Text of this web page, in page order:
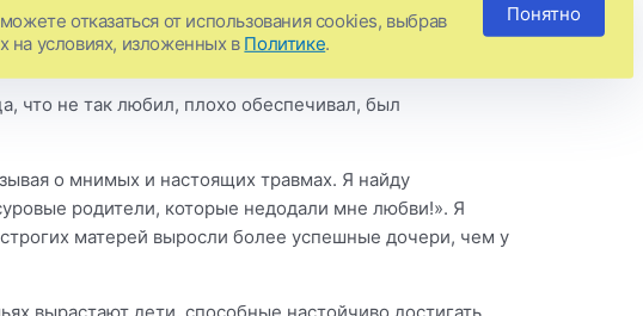
что не так любил, плохо обеспечивал, был
о мнимых и настоящих травмах. Я найду
родители, которые недодали мне любви!». Я
матерей выросли более успешные дочери, чем у
отказаться от использования cookies, выбрав
на условиях, изложенных в Политике.
Понятно